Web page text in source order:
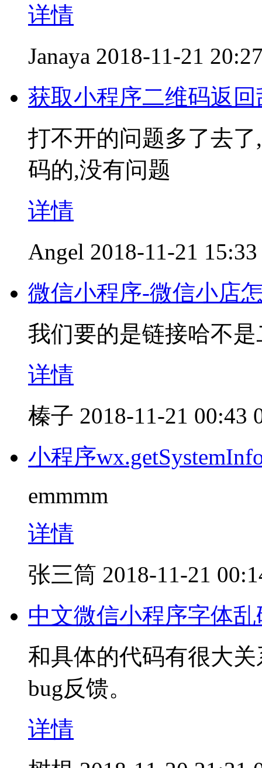
详情
Janaya 2018-11-21
获取小程序二维码返回
打不开的问题多了去
码的,没有问题
详情
Angel 2018-11-21 15:33
微信小程序-微信小店
我们要的是链接哈不
详情
榛子 2018-11-21 00:43
小程序
emmmm
详情
张三筒 2018-11-21
中文微信小程序字体乱
和具体的代码有很大
bug反馈。
详情